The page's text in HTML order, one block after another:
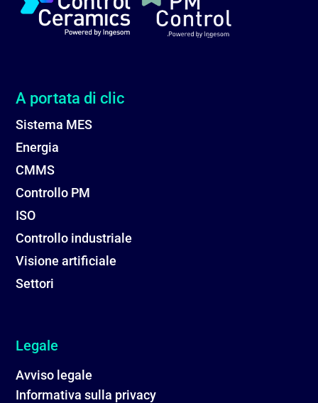
A portata di clic
Sistema MES
Energia
CMMS
Controllo PM
ISO
Controllo industriale
Visione artificiale
Settori
Legale
Avviso legale
Informativa sulla privacy